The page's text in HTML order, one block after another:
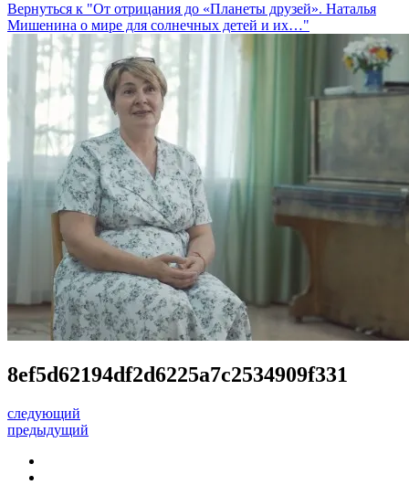
Вернуться к "От отрицания до «Планеты друзей». Наталья
Мишенина о мире для солнечных детей и их…"
8ef5d62194df2d6225a7c2534909f331
следующий
предыдущий